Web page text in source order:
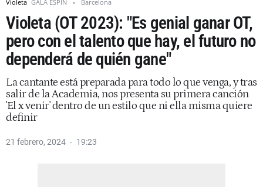
Violeta GALA ESPÍN Barcelona
Violeta (OT 2023): "Es genial ganar OT,
pero con el talento que hay, el futuro no
dependerá de quién gane"
La cantante está preparada para todo lo que venga, y tras
salir de la Academia, nos presenta su primera canción
'El x venir' dentro de un estilo que ni ella misma quiere
definir
21 febrero, 2024 19:23